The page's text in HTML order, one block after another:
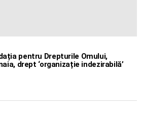
pentru Drepturile Omului,
drept ‘organizație indezirabilă’